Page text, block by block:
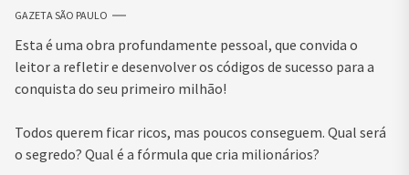
GAZETA SÃO PAULO
Esta é uma obra profundamente pessoal, que convida o
leitor a refletir e desenvolver os códigos de sucesso para a
conquista do seu primeiro milhão!
Todos querem ficar ricos, mas poucos conseguem. Qual será
o segredo? Qual é a fórmula que cria milionários?